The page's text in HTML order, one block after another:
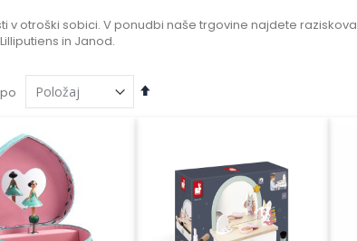
v otroški sobici. V ponudbi naše trgovine najdete
in Janod.
Nastavi